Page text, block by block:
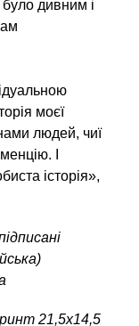
дивним і
моєї
людей, чиї
І
історія»,
21,5х14,5